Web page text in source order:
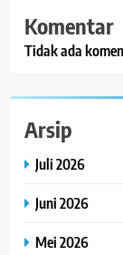
Komentar
Tidak ada
Arsip
Juli 2026
Juni 2026
Mei 2026